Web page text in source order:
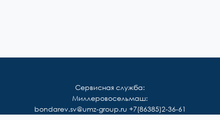
Сервисная служба:
Миллеровосельмаш:
bondarev.sv@umz-group.ru +7(86385)2-36-61